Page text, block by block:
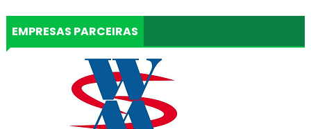
EMPRESAS PARCEIRAS